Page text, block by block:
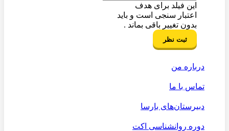
این فیلد برای هدف
اعتبار سنجی است و باید
بدون تغییر باقی بماند .
درباره من
تماس با ما
دبیرستان‌های بارسا
دوره روانشناسی اکت